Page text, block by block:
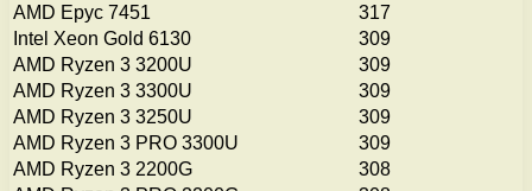
AMD Epyc 7451
317
Intel Xeon Gold 6130
309
AMD Ryzen 3 3200U
309
AMD Ryzen 3 3300U
309
AMD Ryzen 3 3250U
309
AMD Ryzen 3 PRO 3300U
309
AMD Ryzen 3 2200G
308